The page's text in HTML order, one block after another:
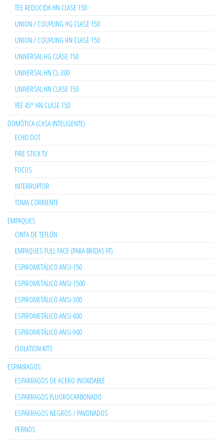
TEE REDUCIDA HN CLASE 150
UNION / COUPLING HG CLASE 150
UNION / COUPLING HN CLASE 150
UNIVERSAL HG CLASE 150
UNIVERSAL HN CL-300
UNIVERSAL HN CLASE 150
YEE 45° HN CLASE 150
DOMÓTICA (CASA INTELIGENTE)
ECHO DOT
FIRE STICK TV
FOCOS
INTERRUPTOR
TOMA CORRIENTE
EMPAQUES
CINTA DE TEFLÓN
EMPAQUES FULL FACE (PARA BRIDAS FF)
ESPIROMETÁLICO ANSI-150
ESPIROMETÁLICO ANSI-1500
ESPIROMETÁLICO ANSI-300
ESPIROMETÁLICO ANSI-600
ESPIROMETÁLICO ANSI-900
ISOLATION KITS
ESPARRAGOS
ESPARRAGOS DE ACERO INOXIDABLE
ESPARRAGOS FLUOROCARBONADO
ESPÁRRAGOS NEGROS / PAVONADOS
PERNOS